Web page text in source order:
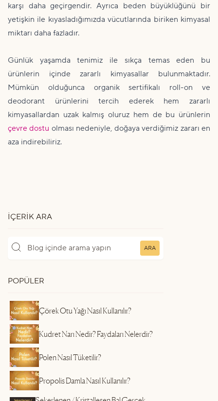
karşı daha geçirgendir. Ayrıca beden büyüklüğünü bir
yetişkin ile kıyasladığımızda vücutlarında biriken kimyasal
miktarı daha fazladır.
Günlük yaşamda tenimiz ile sıkça temas eden bu
ürünlerin içinde zararlı kimyasallar bulunmaktadır.
Mümkün olduğunca organik sertifikalı roll-on ve
deodorant ürünlerini tercih ederek hem zararlı
kimyasallardan uzak kalmış oluruz hem de bu ürünlerin
çevre dostu olması nedeniyle, doğaya verdiğimiz zararı en
aza indirebiliriz.
İÇERIK ARA
ARA
POPÜLER
Çörek Otu Yağı Nasıl Kullanılır?
Kudret Narı Nedir? Faydaları Nelerdir?
Polen Nasıl Tüketilir?
Propolis Damla Nasıl Kullanılır?